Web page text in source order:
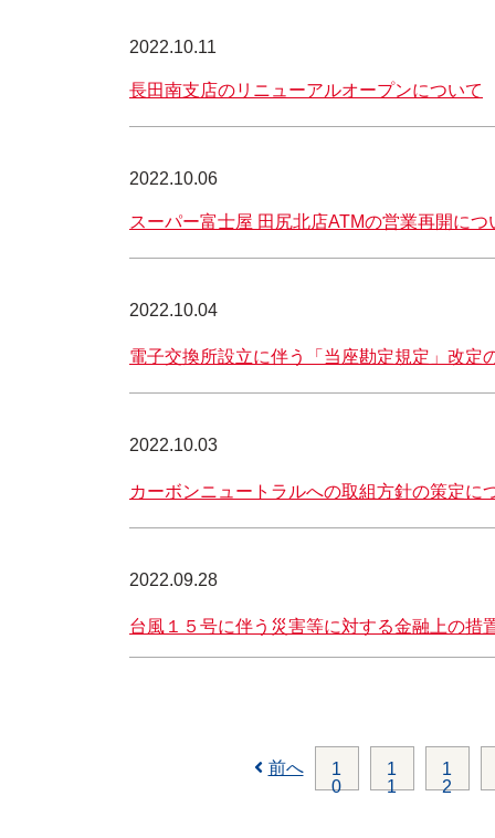
2022.10.11
長田南支店のリニューアルオープンについて
2022.10.06
スーパー富士屋 田尻北店ATMの営業再開につ
2022.10.04
電子交換所設立に伴う「当座勘定規定」改定
2022.10.03
カーボンニュートラルへの取組方針の策定に
2022.09.28
台風１５号に伴う災害等に対する金融上の措
前へ
1
0
1
1
1
2